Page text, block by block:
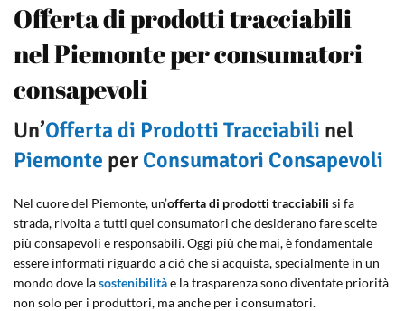
Offerta di prodotti tracciabili
nel Piemonte per consumatori
consapevoli
Un’Offerta di Prodotti Tracciabili nel
Piemonte per Consumatori Consapevoli
Nel cuore del Piemonte, un’offerta di prodotti tracciabili si fa
strada, rivolta a tutti quei consumatori che desiderano fare scelte
più consapevoli e responsabili. Oggi più che mai, è fondamentale
essere informati riguardo a ciò che si acquista, specialmente in un
mondo dove lasostenibilitàe la trasparenza sono diventate priorità
non solo per i produttori, ma anche per i consumatori.